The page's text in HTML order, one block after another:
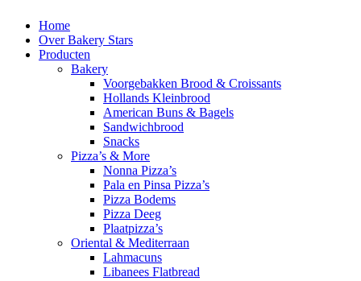
Home
Over Bakery Stars
Producten
Bakery
Voorgebakken Brood & Croissants
Hollands Kleinbrood
American Buns & Bagels
Sandwichbrood
Snacks
Pizza’s & More
Nonna Pizza’s
Pala en Pinsa Pizza’s
Pizza Bodems
Pizza Deeg
Plaatpizza’s
Oriental & Mediterraan
Lahmacuns
Libanees Flatbread